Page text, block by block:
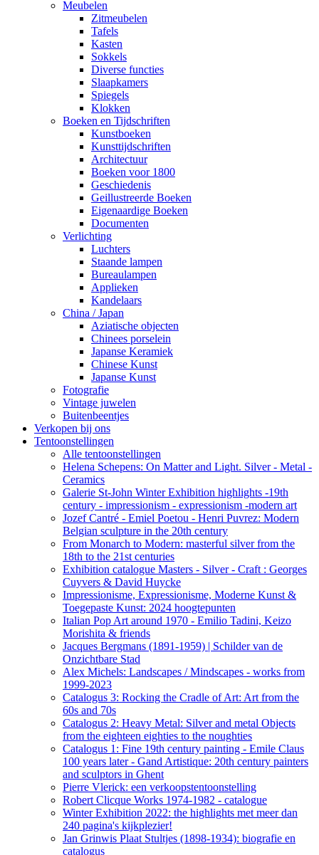
Meubelen
Zitmeubelen
Tafels
Kasten
Sokkels
Diverse functies
Slaapkamers
Spiegels
Klokken
Boeken en Tijdschriften
Kunstboeken
Kunsttijdschriften
Architectuur
Boeken voor 1800
Geschiedenis
Geillustreerde Boeken
Eigenaardige Boeken
Documenten
Verlichting
Luchters
Staande lampen
Bureaulampen
Applieken
Kandelaars
China / Japan
Aziatische objecten
Chinees porselein
Japanse Keramiek
Chinese Kunst
Japanse Kunst
Fotografie
Vintage juwelen
Buitenbeentjes
Verkopen bij ons
Tentoonstellingen
Alle tentoonstellingen
Helena Schepens: On Matter and Light. Silver - Metal -
Ceramics
Galerie St-John Winter Exhibition highlights -19th
century - impressionism - expressionism -modern art
Jozef Cantré - Emiel Poetou - Henri Puvrez: Modern
Belgian sculpture in the 20th century
From Monarch to Modern: masterful silver from the
18th to the 21st centuries
Exhibition catalogue Masters - Silver - Craft : Georges
Cuyvers & David Huycke
Impressionisme, Expressionisme, Moderne Kunst &
Toegepaste Kunst: 2024 hoogtepunten
Italian Pop Art around 1970 - Emilio Tadini, Keizo
Morishita & friends
Jacques Bergmans (1891-1959) | Schilder van de
Onzichtbare Stad
Alex Michels: Landscapes / Mindscapes - works from
1999-2023
Catalogus 3: Rocking the Cradle of Art: Art from the
60s and 70s
Catalogus 2: Heavy Metal: Silver and metal Objects
from the eighteen eighties to the noughties
Catalogus 1: Fine 19th century painting - Emile Claus
100 years later - Gand Artistique: 20th century painters
and sculptors in Ghent
Pierre Vlerick: een verkoopstentoonstelling
Robert Clicque Works 1974-1982 - catalogue
Winter Exhibition 2022: the highlights met meer dan
240 pagina's kijkplezier!
Jan Grinwis Plaat Stultjes (1898-1934): biografie en
catalogus